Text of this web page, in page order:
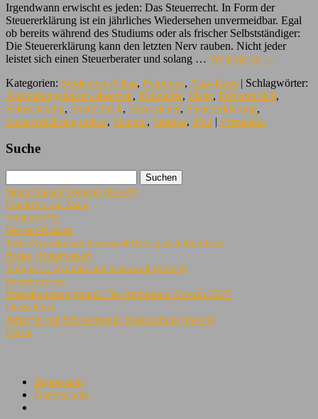
Irgendwann erwischt es jeden: Das Steuerrecht. In Form der
Steuererklärung ist ein jährliches Wiedersehen unvermeidbar. Egal
ob bereits während des Studiums oder als frischer Selbstständiger:
Die Steuererklärung kann den letzten Nerv rauben. Nicht jeder
leistet sich einen Steuerberater und solang … Weiterlesen →
Kategorien: Studenten-Alltag, Potpourri, App-Tipps | Schlagwörter:
Ausbildungskosten absetzen, Einkünfte, Elster, Freiberuflich,
Selbstständig, Smartcheck, Smartsteuer, Steuererklärung,
Steuererklärung online, Steuern, Student, iPad | Permalink
Suche
Senior Legal Counsel (m/w/d)
Frankfurt am Main
Volljurist*in
Dessau-Roßlau
Jurist/Syndikusrechtsanwalt/Kreisgeschäftsführer
Brake (Unterweser)
Volljurist / Syndikusrechtsanwalt (m/w/d)
Bremerhaven
Praktikumsprogramm The Ambitious Growth 2027
Düsseldorf
Jurist*in mit Schwerpunkt Datenschutz (m/w/d)
Berlin
Impressum
Datenschutz